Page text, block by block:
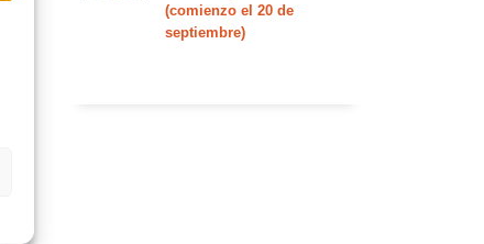
(comienzo el 20 de
septiembre)